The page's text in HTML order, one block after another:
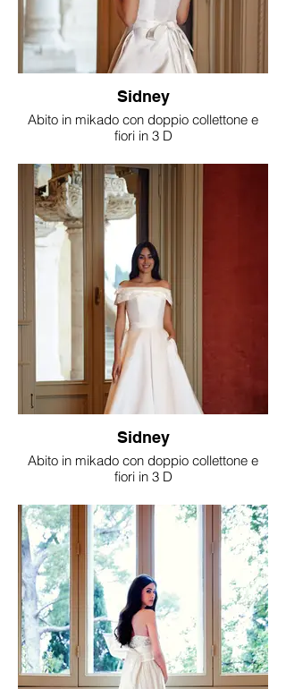
Sidney
Abito in mikado con doppio collettone e
fiori in 3 D
Sidney
Abito in mikado con doppio collettone e
fiori in 3 D